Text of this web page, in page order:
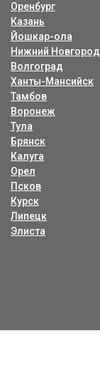
Оренбург
Казань
Йошкар-ола
Нижний Новгород
Волгоград
Ханты-Мансийск
Тамбов
Воронеж
Тула
Брянск
Калуга
Орел
Псков
Курск
Липецк
Элиста